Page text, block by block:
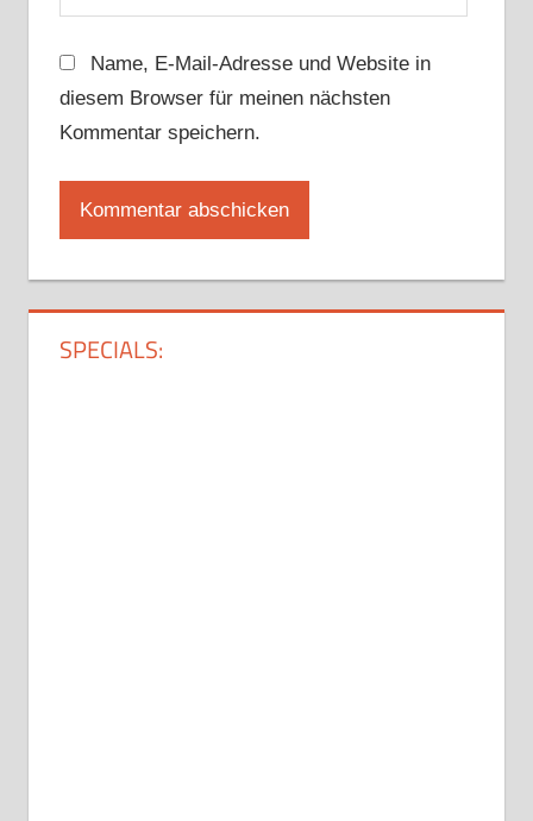
Name, E-Mail-Adresse und Website in
diesem Browser für meinen nächsten
Kommentar speichern.
SPECIALS: